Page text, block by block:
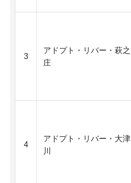
3
アドプト・リバー・萩之
庄
4
アドプト・リバー・大津
川